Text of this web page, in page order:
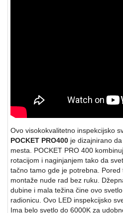
Ovo visokokvalitetno inspekcijsko
POCKET PRO400 je dizajnirano
mesta. POCKET PRO 400
rotacijom i naginjanjem tako da
tačno tamo gde je potrebna. Pored
montaže nude rad bez ruku.
dubine i mala težina čine ovo
radionicu. Ovo LED inspekcijsko
Ima belo svetlo do 6000K za